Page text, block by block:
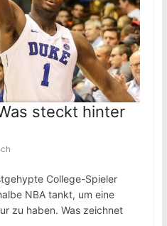
steckt hinter
College-Spieler
NBA tankt, um eine
zu haben. Was zeichnet